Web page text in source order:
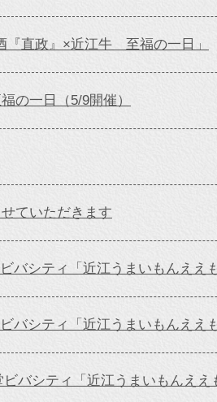
『直政』×近江牛 至福の一日」
の一日（5/9開催）
ていただきます
バシティ「近江うまいもんええ